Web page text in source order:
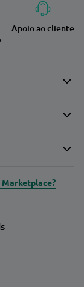
Apoio ao cliente